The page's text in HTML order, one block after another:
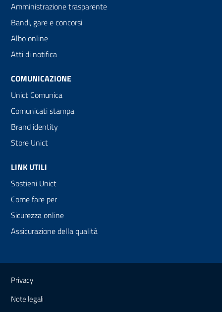
Amministrazione trasparente
Bandi, gare e concorsi
Albo online
Atti di notifica
COMUNICAZIONE
Unict Comunica
Comunicati stampa
Brand identity
Store Unict
LINK UTILI
Sostieni Unict
Come fare per
Sicurezza online
Assicurazione della qualità
Link e informazioni utili
Privacy
Note legali